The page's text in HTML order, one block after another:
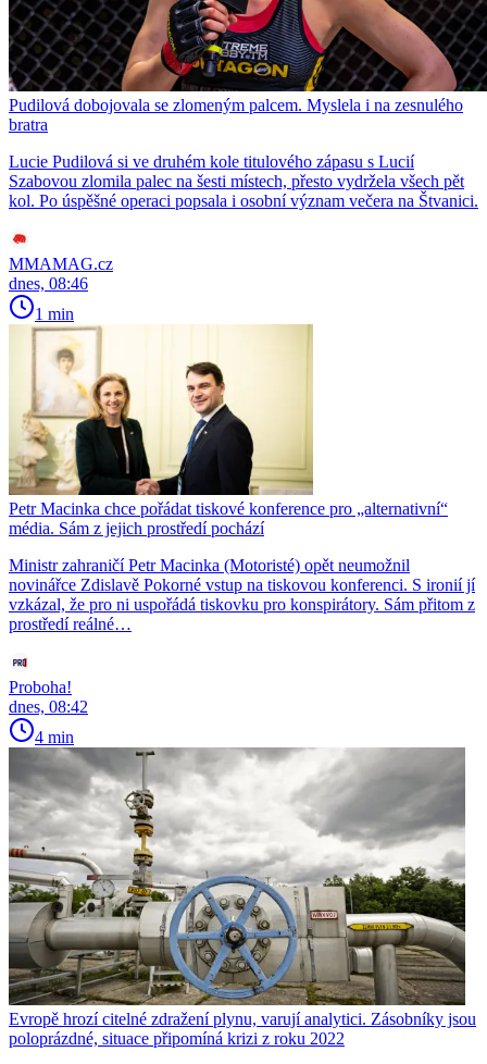
Pudilová dobojovala se zlomeným palcem. Myslela i na zesnulého
bratra
Lucie Pudilová si ve druhém kole titulového zápasu s Lucií
Szabovou zlomila palec na šesti místech, přesto vydržela všech pět
kol. Po úspěšné operaci popsala i osobní význam večera na Štvanici.
MMAMAG.cz
dnes, 08:46
1 min
Petr Macinka chce pořádat tiskové konference pro „alternativní“
média. Sám z jejich prostředí pochází
Ministr zahraničí Petr Macinka (Motoristé) opět neumožnil
novinářce Zdislavě Pokorné vstup na tiskovou konferenci. S ironií jí
vzkázal, že pro ni uspořádá tiskovku pro konspirátory. Sám přitom z
prostředí reálné…
Proboha!
dnes, 08:42
4 min
Evropě hrozí citelné zdražení plynu, varují analytici. Zásobníky jsou
poloprázdné, situace připomíná krizi z roku 2022